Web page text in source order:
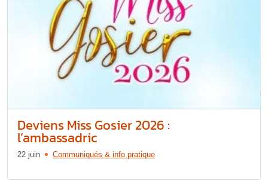
Deviens Miss Gosier 2026 :
l’ambassadric
22 juin Communiqués & info pratique